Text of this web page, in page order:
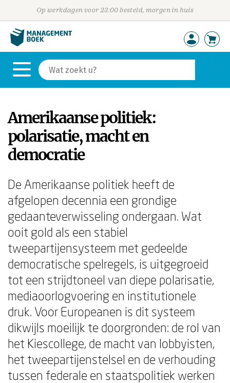
Op werkdagen voor 23:00 besteld, morgen in huis
Amerikaanse politiek:
polarisatie, macht en
democratie
De Amerikaanse politiek heeft de
afgelopen decennia een grondige
gedaanteverwisseling ondergaan. Wat
ooit gold als een stabiel
tweepartijensysteem met gedeelde
democratische spelregels, is uitgegroeid
tot een strijdtoneel van diepe polarisatie,
mediaoorlogvoering en institutionele
druk. Voor Europeanen is dit systeem
dikwijls moeilijk te doorgronden: de rol van
het Kiescollege, de macht van lobbyisten,
het tweepartijenstelsel en de verhouding
tussen federale en staatspolitiek werken